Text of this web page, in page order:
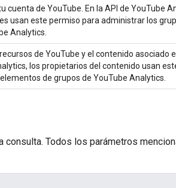
cuenta de YouTube. En la API de YouTube
usan este permiso para administrar los
Analytics.
de YouTube y el contenido asociado
los propietarios del contenido usan
de grupos de YouTube Analytics.
consulta. Todos los parámetros